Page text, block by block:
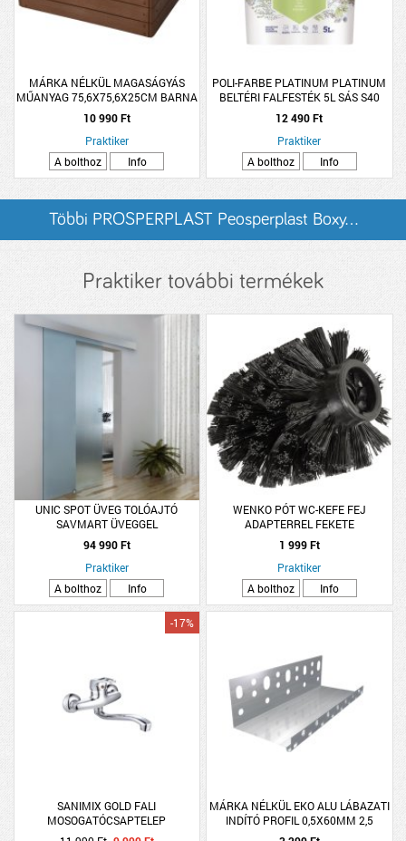
MÁRKA NÉLKÜL MAGASÁGYÁS
MŰANYAG 75,6X75,6X25CM BARNA
SZÍNBEN
10 990 Ft
Praktiker
A bolthoz
Info
POLI-FARBE PLATINUM PLATINUM
BELTÉRI FALFESTÉK 5L SÁS S40
DISZPERZIÓS
12 490 Ft
Praktiker
A bolthoz
Info
Többi PROSPERPLAST Peosperplast Boxy...
Praktiker további termékek
UNIC SPOT ÜVEG TOLÓAJTÓ
SAVMART ÜVEGGEL
94 990 Ft
Praktiker
A bolthoz
Info
WENKO PÓT WC-KEFE FEJ
ADAPTERREL FEKETE
1 999 Ft
Praktiker
A bolthoz
Info
SANIMIX GOLD FALI
MOSOGATÓCSAPTELEP
-17%
MÁRKA NÉLKÜL EKO ALU LÁBAZATI
INDÍTÓ PROFIL 0,5X60MM 2,5
FM/DB